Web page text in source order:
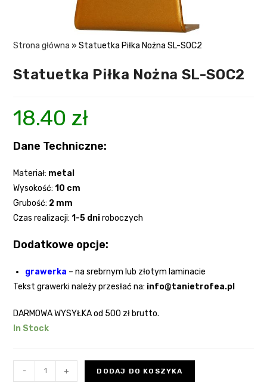
Strona główna »Statuetka Piłka Nożna SL-SOC2
Statuetka Piłka Nożna SL-SOC2
18.40 zł
Dane Techniczne:
Materiał: metal
Wysokość:10 cm
Grubość: 2 mm
Czas realizacji:1-5 dniroboczych
Dodatkowe opcje:
grawerka – na srebrnym lub złotym laminacie
Tekst grawerki należy przesłać na: info@tanietrofea.pl
DARMOWA WYSYŁKAod 500 zł brutto.
In Stock
- + DODAJ DO KOSZYKA